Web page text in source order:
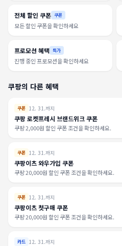
전체 할인 쿠폰 쿠폰
모든 할인 쿠폰을 확인하세요
프로모션 혜택 특가
진행 중인 프로모션을 확인하세요
쿠팡의 다른 혜택
쿠폰 12. 31.까지
쿠팡 로켓프레시 브랜드위크 쿠폰
쿠팡 2,000원 할인 쿠폰 조건을 확인하세요.
쿠폰 12. 31.까지
쿠팡이츠 와우가입 쿠폰
쿠팡 20,000원 할인 쿠폰 조건을 확인하세요.
쿠폰 12. 31.까지
쿠팡이츠 첫구매 쿠폰
쿠팡 20,000원 할인 쿠폰 조건을 확인하세요.
카드 12. 31.까지